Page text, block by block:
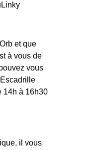
et que
à vous de
vous
14h à 16h30
il vous